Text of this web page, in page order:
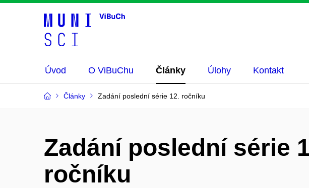
Úvod O ViBuChu Články Úlohy Kontakt
Články Zadání poslední série 12. ročníku
Zadání poslední série
ročníku